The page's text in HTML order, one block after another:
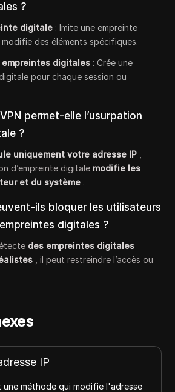
?
digitale : Imite une empreinte
des éléments spécifiques.
empreintes digitales : Crée une
pour chaque session ou
permet-elle l’usurpation
?
uniquement votre adresse IP
d’empreinte digitale modifie les
et du système .
ils bloquer les utilisateurs
digitales ?
des empreintes digitales
, il peut restreindre l’accès ou
IP
une méthode qui modifie l'adresse